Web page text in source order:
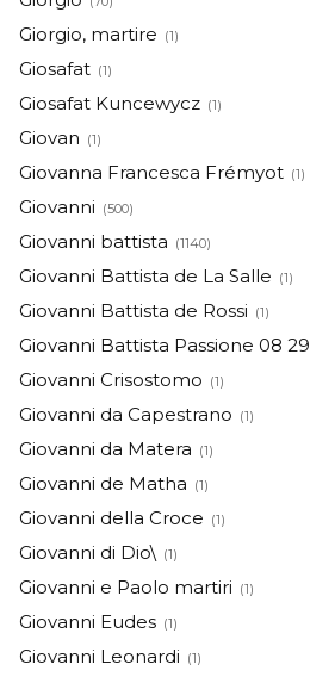
Giorgio, martire (1)
Giosafat (1)
Giosafat Kuncewycz (1)
Giovan (1)
Giovanna Francesca Frémyot (1)
Giovanni (500)
Giovanni battista (1140)
Giovanni Battista de La Salle (1)
Giovanni Battista de Rossi (1)
Giovanni Battista Passione 08 29
Giovanni Crisostomo (1)
Giovanni da Capestrano (1)
Giovanni da Matera (1)
Giovanni de Matha (1)
Giovanni della Croce (1)
Giovanni di Dio\ (1)
Giovanni e Paolo martiri (1)
Giovanni Eudes (1)
Giovanni Leonardi (1)